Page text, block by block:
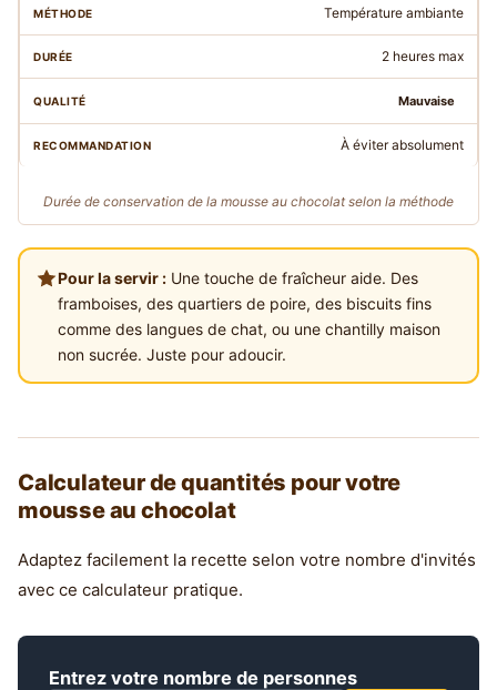
Durée de conservation de la mousse au chocolat selon la méthode
Température ambiante
2 heures max
Mauvaise
À éviter absolument
Pour la servir :Une touche de fraîcheur aide. Des
framboises, des quartiers de poire, des biscuits fins
comme des langues de chat, ou une chantilly maison
non sucrée. Juste pour adoucir.
Calculateur de quantités pour votre
mousse au chocolat
Adaptez facilement la recette selon votre nombre d'invités
avec ce calculateur pratique.
Entrez votre nombre de personnes